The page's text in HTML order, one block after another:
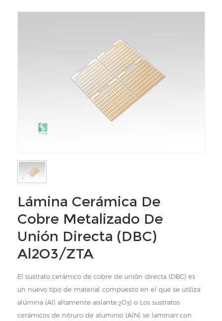
Lámina Cerámica De
Cobre Metalizado De
Unión Directa (DBC)
Al2O3/ZTA
El sustrato cerámico de cobre de unión directa (DBC) es
un nuevo tipo de material compuesto en el que se utiliza
alúmina (Al) altamente aislante. 2O3) o Los sustratos
cerámicos de nitruro de aluminio (AlN) se laminan con